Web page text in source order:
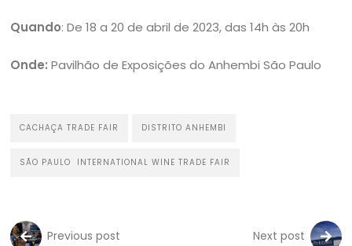
Quando: De 18 a 20 de abril de 2023, das 14h às 20h
Onde:Pavilhão de Exposições do Anhembi São Paulo
CACHAÇA TRADE FAIR DISTRITO ANHEMBI
SÃO PAULO INTERNATIONAL WINE TRADE FAIR
Previous post Next post